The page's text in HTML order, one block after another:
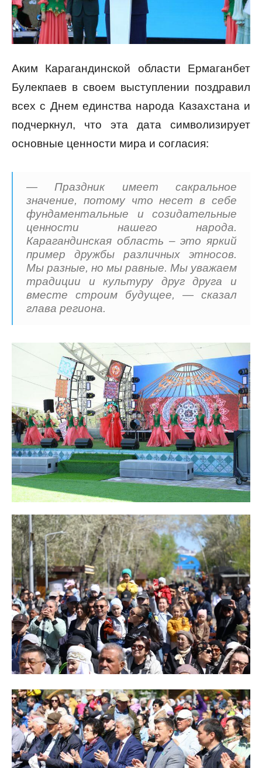
Аким Карагандинской области Ермаганбет
Булекпаев в своем выступлении поздравил
всех с Днем единства народа Казахстана и
подчеркнул, что эта дата символизирует
основные ценности мира и согласия:
— Праздник имеет сакральное
значение, потому что несет в себе
фундаментальные и созидательные
ценности нашего народа.
Карагандинская область – это яркий
пример дружбы различных этносов.
Мы разные, но мы равные. Мы уважаем
традиции и культуру друг друга и
вместе строим будущее, — сказал
глава региона.